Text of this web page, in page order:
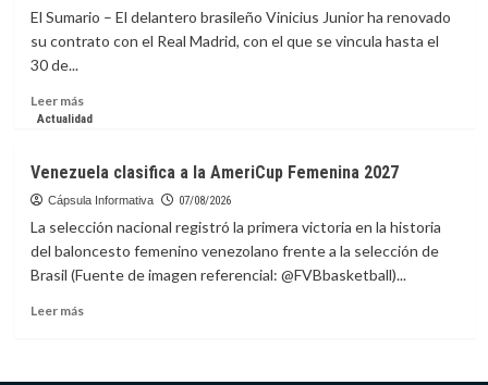
NASA
caminata
paneles
la
EEI
El Sumario – El delantero brasileño Vinicius Junior ha renovado
su contrato con el Real Madrid, con el que se vincula hasta el
30 de...
Leer másLeer
más
renueva
con
Madrid
hasta
Actualidad
Venezuela clasifica a la AmeriCup Femenina 2027
Cápsula Informativa 07/08/2026
La selección nacional registró la primera victoria en la historia
del baloncesto femenino venezolano frente a la selección de
Brasil (Fuente de imagen referencial: @FVBbasketball)...
Leer másLeer